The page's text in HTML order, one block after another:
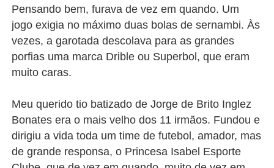
Pensando bem, furava de vez em quando. Um
jogo exigia no máximo duas bolas de sernambi. Às
vezes, a garotada descolava para as grandes
porfias uma marca Drible ou Superbol, que eram
muito caras.
Meu querido tio batizado de Jorge de Brito Inglez
Bonates era o mais velho dos 11 irmãos. Fundou e
dirigiu a vida toda um time de futebol, amador, mas
de grande responsa, o Princesa Isabel Esporte